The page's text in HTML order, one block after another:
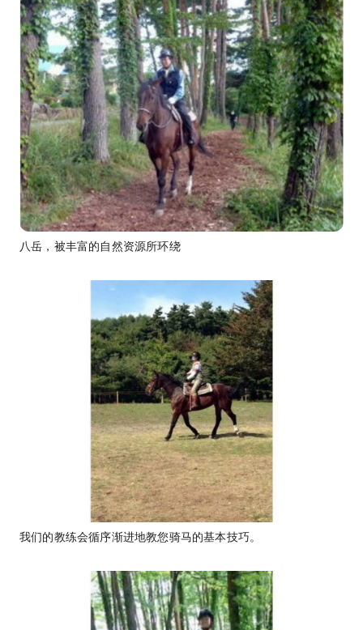
八岳，被丰富的自然资源所环绕
我们的教练会循序渐进地教您骑马的基本技巧。